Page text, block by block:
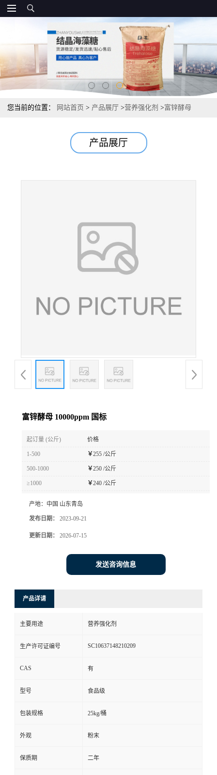
您当前的位置： 网站首页 > 产品展厅 >营养强化剂 >富锌酵母
产品展厅
富锌酵母 10000ppm 国标
起订量 (公斤) 价格
1-500 ￥255 /公斤
500-1000 ￥250 /公斤
≥1000 ￥240 /公斤
产地： 中国 山东青岛
发布日期： 2023-09-21
更新日期： 2026-07-15
发送咨询信息
产品详请
主要用途 营养强化剂
生产许可证编号 SC10637148210209
CAS 有
型号 食品级
包装规格 25kg/桶
外观 粉末
保质期 二年